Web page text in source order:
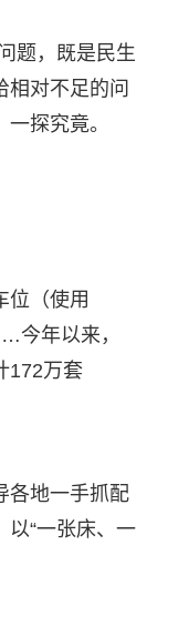
题，既是民生
对不足的问
探究竟。
位（使用
今年以来，
172万套
各地一手抓配
“一张床、一